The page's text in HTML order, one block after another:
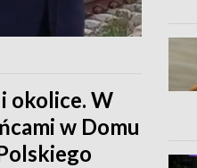
okolice. W
w Domu